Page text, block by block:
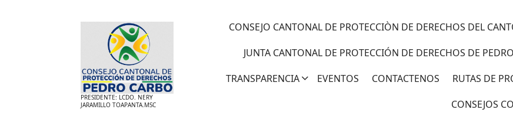
PRESIDENTE: LCDO. NERY
JARAMILLO TOAPANTA.MSC
CONSEJO CANTONAL DE PROTECCIÒN DE DERECHOS DEL
JUNTA CANTONAL DE PROTECCIÓN DE DERECHOS DE
TRANSPARENCIA
EVENTOS CONTACTENOS
RUTAS DE
CONSEJOS